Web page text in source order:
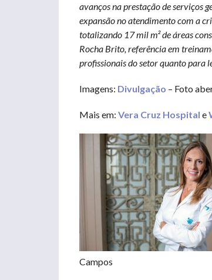
avanços na prestação de serviços
expansão no atendimento com a
totalizando 17 mil m² de áreas
Rocha Brito, referência em
profissionais do setor quanto para
Imagens: Divulgação – Foto
Mais em: Vera Cruz Hospital e
Campos